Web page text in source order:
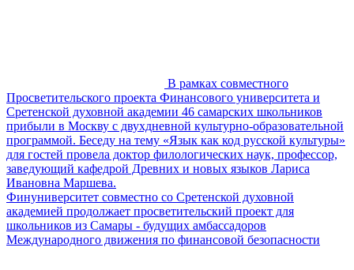
В рамках совместного
Просветительского проекта Финансового университета и
Сретенской духовной академии 46 самарских школьников
прибыли в Москву с двухдневной культурно-образовательной
программой. Беседу на тему «Язык как код русской культуры»
для гостей провела доктор филологических наук, профессор,
заведующий кафедрой Древних и новых языков Лариса
Ивановна Маршева.
Финуниверситет совместно со Сретенской духовной
академией продолжает просветительский проект для
школьников из Самары - будущих амбассадоров
Международного движения по финансовой безопасности